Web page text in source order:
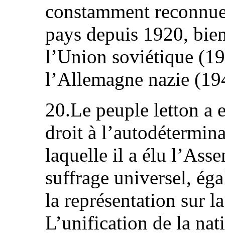
constamment
pays depuis 1920,
l’Union soviétique
l’Allemagne nazie
20.Le peuple letton a
droit à
laquelle il a élu
suffrage universel,
la représentation sur
L’unification de la